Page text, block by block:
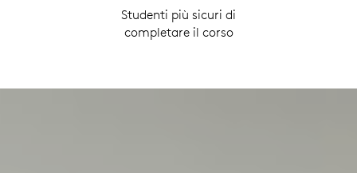
Studenti più sicuri di
completare il corso